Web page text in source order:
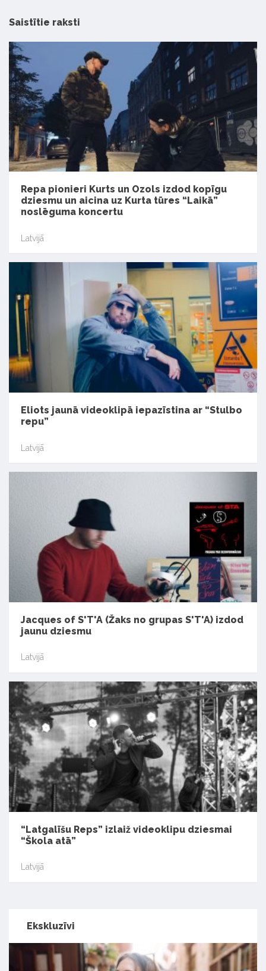
Saistītie raksti
Repa pionieri Kurts un Ozols izdod kopīgu
dziesmu un aicina uz Kurta tūres “Laikā”
noslēguma koncertu
Latvijā
Eliots jaunā videoklipā iepazīstina ar “Stulbo
repu”
Latvijā
Jacques of S'T'A (Žaks no grupas S'T'A) izdod
jaunu dziesmu
Latvijā
“Latgalīšu Reps” izlaiž videoklipu dziesmai
“Škola atā”
Latvijā
Ekskluzīvi